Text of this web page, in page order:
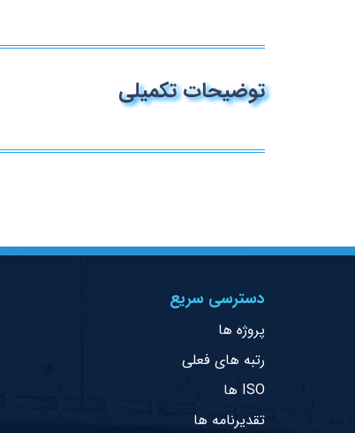
توضیحات تکمیلی
دسترسی سریع
پروژه ها
رتبه های فعلی
ISO ها
تقدیرنامه ها